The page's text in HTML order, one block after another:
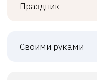
Праздник
Своими руками